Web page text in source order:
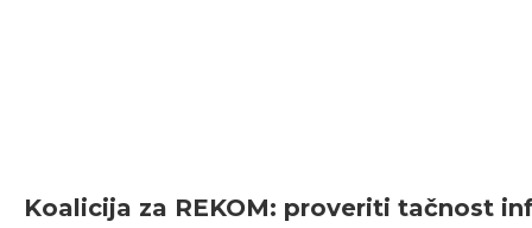
Koalicija za REKOM: proveriti tačnost